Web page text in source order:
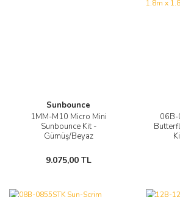
Sunbounce
1MM-M10 Micro Mini
Sunbounce Kit -
Gümüş/Beyaz
9.075,00 TL
06B-